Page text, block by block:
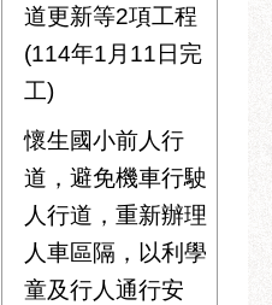
道更新等2項工程
(114年1月11日完
工)
懷生國小前人行
道，避免機車行駛
人行道，重新辦理
人車區隔，以利學
童及行人通行安